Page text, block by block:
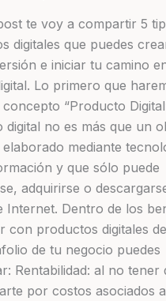
te voy a compartir 5
digitales que puedes
e iniciar tu camino
Lo primero que
“Producto
digital no es más que un
mediante
y que sólo puede
adquirirse o
Internet. Dentro de los
con productos digitales
de tu negocio puedes
Rentabilidad: al no tener
por costos asociados a